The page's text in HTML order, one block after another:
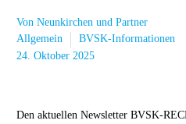
Von Neunkirchen und Partner
Allgemein
BVSK-Informationen
24. Oktober 2025
Den aktuellen Newsletter BVSK-